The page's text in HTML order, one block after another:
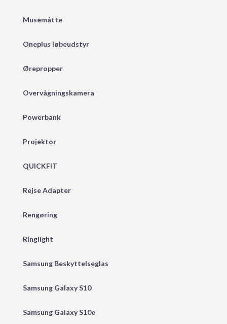
Musemåtte
Oneplus løbeudstyr
Ørepropper
Overvågningskamera
Powerbank
Projektor
QUICKFIT
Rejse Adapter
Rengøring
Ringlight
Samsung Beskyttelseglas
Samsung Galaxy S10
Samsung Galaxy S10e